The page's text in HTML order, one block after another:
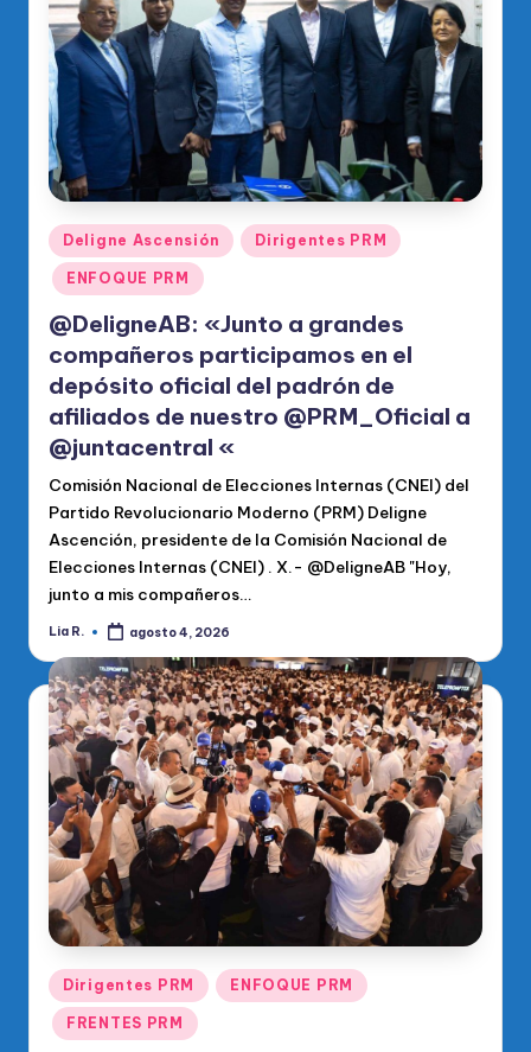
di
c
o
O
fi
ci
al
d
el
P
R
M
Publicado
en
Deligne Ascensión Dirigentes PRM
ENFOQUE PRM
@DeligneAB: «Junto a grandes
compañeros participamos en el
depósito oficial del padrón de
afiliados de nuestro @PRM_Oficial a
@juntacentral «
Comisión Nacional de Elecciones Internas (CNEI) del
Partido Revolucionario Moderno (PRM) Deligne
Ascención, presidente de la Comisión Nacional de
Elecciones Internas (CNEI) . X.- @DeligneAB "Hoy,
junto a mis compañeros…
Publicado
Lia R. agosto 4, 2026
Publicado
en
Dirigentes PRM ENFOQUE PRM
FRENTES PRM